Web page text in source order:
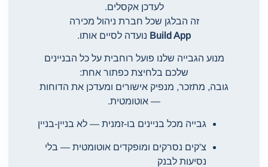
לעדכן אקסלים.
זה הבלגן שכל חברת ניהול מכירה
Build App נועדה לסיים אותו.
מנוע הגבייה שלנו פועל רוחבית על כל הבניינים
שלכם בלחיצת כפתור אחת:
גובה, מתזכר, מנפיק אישורים ומעדכן את הדוחות
— אוטומטית.
גבייה מכל בניינים בו-זמנית — לא בניין-בניין
צ'קים נסרקים ומופקדים אוטומטית — בלי
נסיעות לבנק